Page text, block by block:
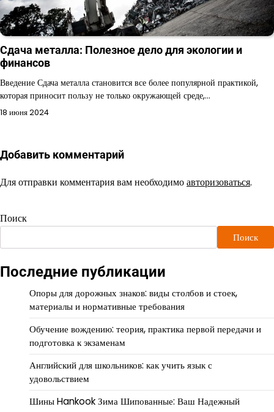
Сдача металла: Полезное дело для экологии и
финансов
Введение Сдача металла становится все более популярной практикой,
которая приносит пользу не только окружающей среде,…
18 июня 2024
Добавить комментарий
Для отправки комментария вам необходимоавторизоваться.
Поиск
Поиск
Последние публикации
Опоры для дорожных знаков: виды столбов и стоек,
материалы и нормативные требования
Обучение вождению: теория, практика первой передачи и
подготовка к экзаменам
Английский для школьников: как учить язык с
удовольствием
Шины Hankook Зима Шипованные: Ваш Надежный